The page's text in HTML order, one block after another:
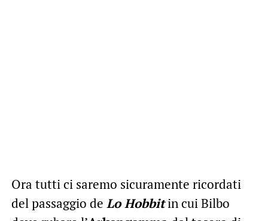
Ora tutti ci saremo sicuramente ricordati
del passaggio de Lo Hobbitin cui Bilbo